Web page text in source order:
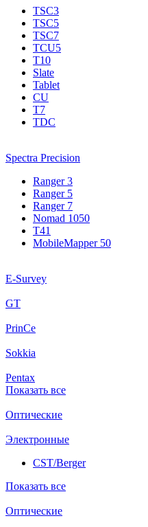
TSC3
TSC5
TSC7
TCU5
T10
Slate
Tablet
CU
T7
TDC
Spectra Precision
Ranger 3
Ranger 5
Ranger 7
Nomad 1050
T41
MobileMapper 50
E-Survey
GT
PrinCe
Sokkia
Pentax
Показать все
Оптические
Электронные
CST/Berger
Показать все
Оптические